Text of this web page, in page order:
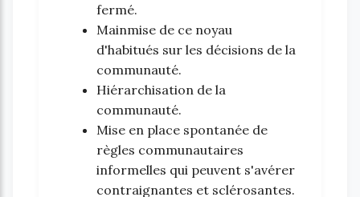
fermé.
Mainmise de ce noyau
d'habitués sur les décisions de la
communauté.
Hiérarchisation de la
communauté.
Mise en place spontanée de
règles communautaires
informelles qui peuvent s'avérer
contraignantes et sclérosantes.